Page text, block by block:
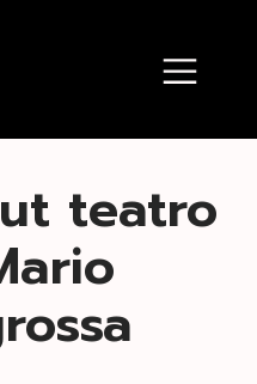
teatro